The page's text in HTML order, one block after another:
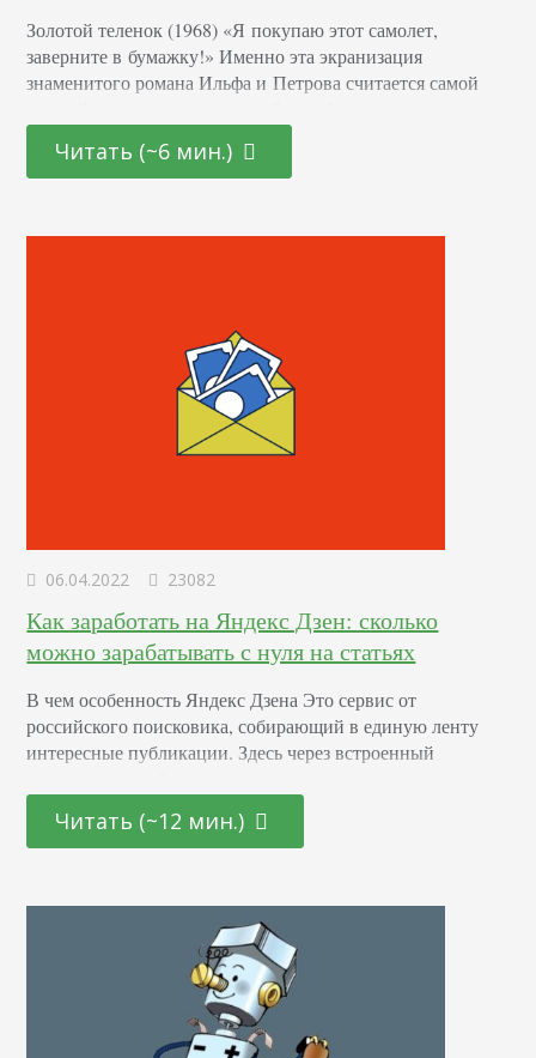
Золотой теленок (1968) «Я покупаю этот самолет,
заверните в бумажку!» Именно эта экранизация
знаменитого романа Ильфа и Петрова считается самой
А скрипты разговоров и методы, которые применял
Остап Бендер, и вовсе ничуть не устарели. Пожалуй,
на поставки стержней с чернилами. Эпатажность
Читать (~6 мин.)
06.04.2022 23082
Как заработать на Яндекс Дзен: сколько
можно зарабатывать с нуля на статьях
В чем особенность Яндекс Дзена Это сервис от
российского поисковика, собирающий в единую ленту
интересные публикации. Здесь через встроенный
экспертные мнения на различные темы. Открывается
площадка в мобильных приложениях на Android/iOS и на
лица с реальными фото. Продающие тексты…
Читать (~12 мин.)